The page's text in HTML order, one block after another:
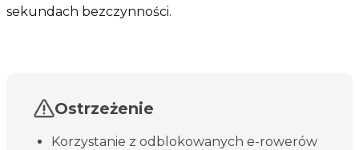
sekundach bezczynności.
Ostrzeżenie
Korzystanie z odblokowanych e-rowerów